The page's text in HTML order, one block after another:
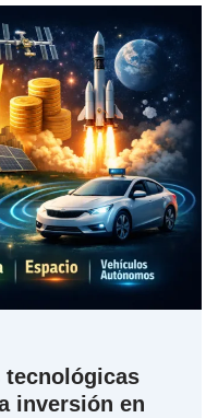
tecnológicas
inversión en